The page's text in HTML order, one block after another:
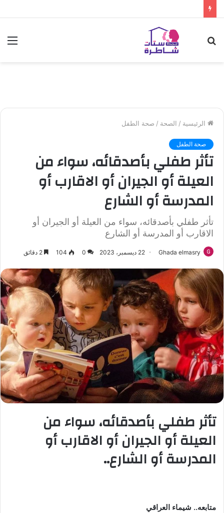
الرئيسية / الصحة / صحة الطفل
صحة الطفل
تأثر طفلي بأصدقائه، سواء من
العيلة أو الجيران أو الاقارب أو
المدرسة أو الشارع
تأثر طفلي بأصدقائه، سواء من العيلة أو الجيران أو
الاقارب أو المدرسة أو الشارع
Ghada elmasry 22 ديسمبر، 2023 0
104
تأثر طفلي بأصدقائه، سواء من
العيلة أو الجيران أو الاقارب أو
المدرسة أو الشارع..
متابعه.. شيماء العراقي